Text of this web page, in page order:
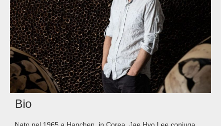
Bio